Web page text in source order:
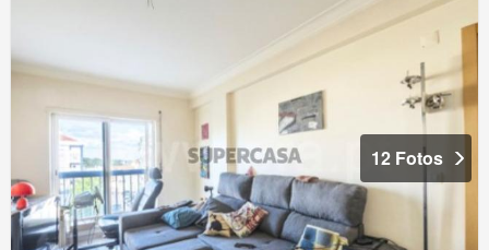
12 Fotos